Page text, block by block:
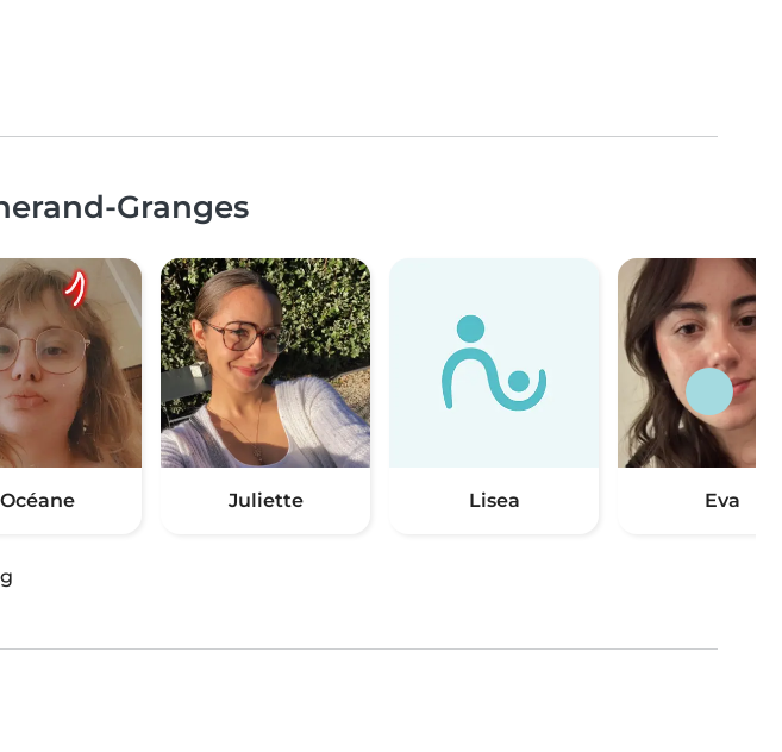
Granges
Océane Juliette Lisea Eva